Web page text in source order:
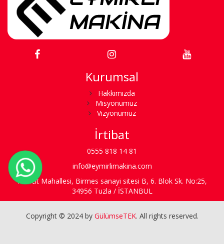
Kurumsal
Hakkımızda
Misyonumuz
Vizyonumuz
İrtibat
0555 818 14 81
info@eymirlimakina.com
Mescit Mahallesi, Birmes sanayi sitesi B, 6. Blok Sk. No:25,
34956 Tuzla / İSTANBUL
Copyright © 2024 by GülümseTEK. All rights reserved.